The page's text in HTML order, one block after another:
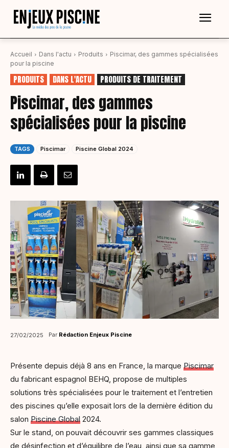
Accueil Dans l'actu Produits
Piscimar, des gammes spécialisées
pour la piscine
PRODUITS DANS L'ACTU PRODUITS DE TRAITEMENT
Piscimar, des gammes
spécialisées pour la piscine
TAGS Piscimar Piscine Global 2024
27/02/2025 Par Rédaction Enjeux Piscine
Présente depuis déjà 8 ans en France, la marque Piscimar
du fabricant espagnol BEHQ, propose de multiples
solutions très spécialisées pour le traitement et l’entretien
des piscines qu’elle exposait lors de la dernière édition du
salon Piscine Global 2024.
Sur le stand, on pouvait découvrir ses gammes classiques
de désinfection et d’équilibre de l’eau, ainsi que sa gamme